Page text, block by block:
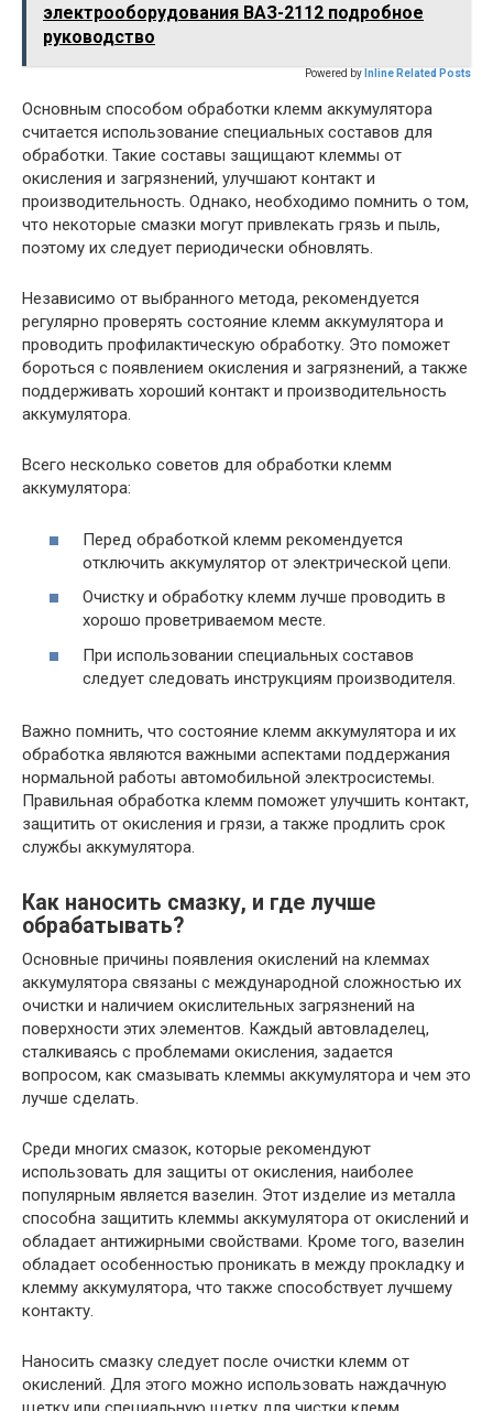
электрооборудования ВАЗ-2112 подробное
руководство
Powered by Inline Related Posts
Основным способом обработки клемм аккумулятора
считается использование специальных составов для
обработки. Такие составы защищают клеммы от
окисления и загрязнений, улучшают контакт и
производительность. Однако, необходимо помнить о том,
что некоторые смазки могут привлекать грязь и пыль,
поэтому их следует периодически обновлять.
Независимо от выбранного метода, рекомендуется
регулярно проверять состояние клемм аккумулятора и
проводить профилактическую обработку. Это поможет
бороться с появлением окисления и загрязнений, а также
поддерживать хороший контакт и производительность
аккумулятора.
Всего несколько советов для обработки клемм
аккумулятора:
Перед обработкой клемм рекомендуется
отключить аккумулятор от электрической цепи.
Очистку и обработку клемм лучше проводить в
хорошо проветриваемом месте.
При использовании специальных составов
следует следовать инструкциям производителя.
Важно помнить, что состояние клемм аккумулятора и их
обработка являются важными аспектами поддержания
нормальной работы автомобильной электросистемы.
Правильная обработка клемм поможет улучшить контакт,
защитить от окисления и грязи, а также продлить срок
службы аккумулятора.
Как наносить смазку, и где лучше
обрабатывать?
Основные причины появления окислений на клеммах
аккумулятора связаны с международной сложностью их
очистки и наличием окислительных загрязнений на
поверхности этих элементов. Каждый автовладелец,
сталкиваясь с проблемами окисления, задается
вопросом, как смазывать клеммы аккумулятора и чем это
лучше сделать.
Среди многих смазок, которые рекомендуют
использовать для защиты от окисления, наиболее
популярным является вазелин. Этот изделие из металла
способна защитить клеммы аккумулятора от окислений и
обладает антижирными свойствами. Кроме того, вазелин
обладает особенностью проникать в между прокладку и
клемму аккумулятора, что также способствует лучшему
контакту.
Наносить смазку следует после очистки клемм от
окислений. Для этого можно использовать наждачную